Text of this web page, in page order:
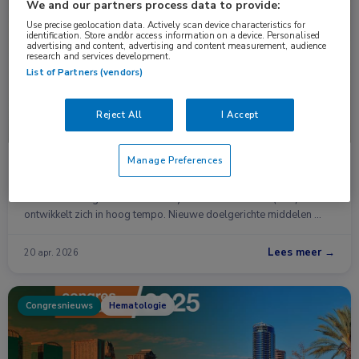
CLL-behandeling verschuift: meer focus op
strategie en latere lijnen
De behandeling van chronische lymfatische leukemie (CLL)
ontwikkelt zich in hoog tempo. Nieuwe doelgerichte middelen …
20 apr. 2026 Lees meer →
Congresnieuws Hematologie
We and our partners process data to provide:
Use precise geolocation data. Actively scan device characteristics for
identification. Store and/or access information on a device. Personalised
advertising and content, advertising and content measurement, audience
research and services development.
List of Partners (vendors)
Reject All I Accept
Manage Preferences